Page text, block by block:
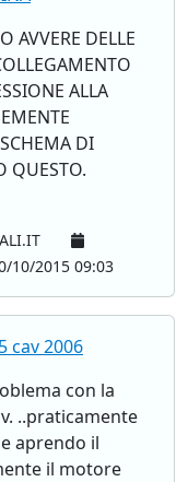
AVVERE DELLE
ALLA
DI
QUESTO.
10/2015 09:03
cav 2006
con la
..praticamente
aprendo il
il motore